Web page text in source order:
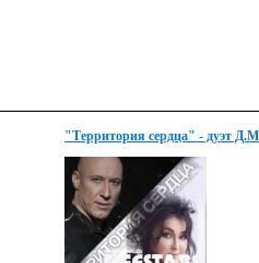
"Территория сердца" - дуэт